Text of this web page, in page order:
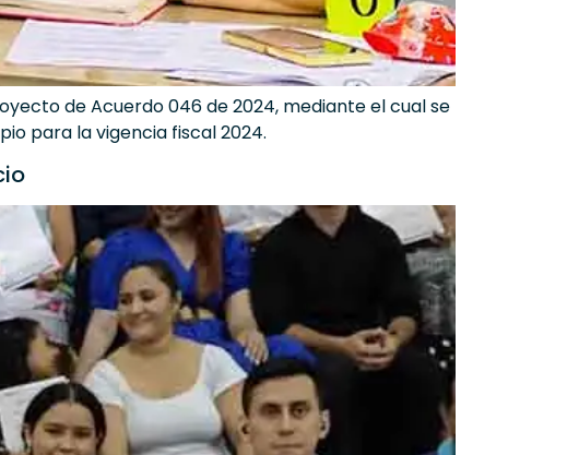
de Acuerdo 046 de 2024, mediante el cual se
para la vigencia fiscal 2024.